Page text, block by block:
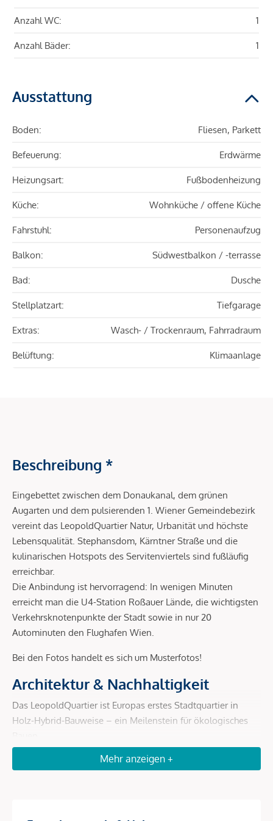
Anzahl WC: 1
Anzahl Bäder: 1
Ausstattung
Boden: Fliesen, Parkett
Befeuerung: Erdwärme
Heizungsart: Fußbodenheizung
Küche: Wohnküche / offene Küche
Fahrstuhl: Personenaufzug
Balkon: Südwestbalkon / -terrasse
Bad: Dusche
Stellplatzart: Tiefgarage
Extras: Wasch- / Trockenraum, Fahrradraum
Belüftung: Klimaanlage
Beschreibung *
Eingebettet zwischen dem Donaukanal, dem grünen
Augarten und dem pulsierenden 1. Wiener Gemeindebezirk
vereint das LeopoldQuartier Natur, Urbanität und höchste
Lebensqualität. Stephansdom, Kärntner Straße und die
kulinarischen Hotspots des Servitenviertels sind fußläufig
erreichbar.
Die Anbindung ist hervorragend: In wenigen Minuten
erreicht man die U4-Station Roßauer Lände, die wichtigsten
Verkehrsknotenpunkte der Stadt sowie in nur 20
Autominuten den Flughafen Wien.
Bei den Fotos handelt es sich um Musterfotos!
Architektur & Nachhaltigkeit
Das LeopoldQuartier ist Europas erstes Stadtquartier in
Holz-Hybrid-Bauweise – ein Meilenstein für ökologisches
Holz-Hybrid-Konstruktion:bis zu 80 % weniger CO²-
Mehr anzeigen +